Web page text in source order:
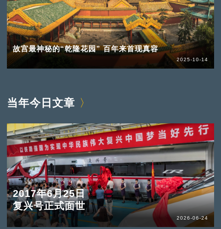
故宫最神秘的“乾隆花园” 百年来首现真容
2025-10-14
当年今日文章
2017年6月25日
复兴号正式面世
2026-06-24